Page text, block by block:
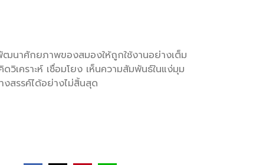
นาศักยภาพของสมองให้ถูกใช้งานอย่างเต็ม
เคราะห์ เชื่อมโยง เห็นความสัมพันธ์ในแง่มุม
สรรค์ได้อย่างไม่สิ้นสุด